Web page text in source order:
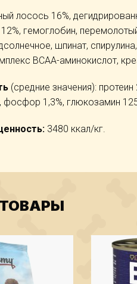
лосось 16%,
гемоглобин,
шпинат,
ВСАА-аминокислот,
(средние значения):
фосфор 1,3%, глюкозамин
3480 ккал/кг.